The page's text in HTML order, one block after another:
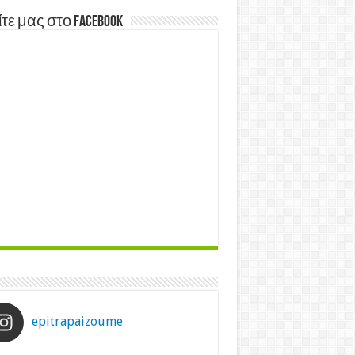
μας στο Facebook
epitrapaizoume